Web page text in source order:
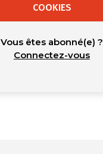
COOKIES
Vous êtes abonné(e) ?
Connectez-vous